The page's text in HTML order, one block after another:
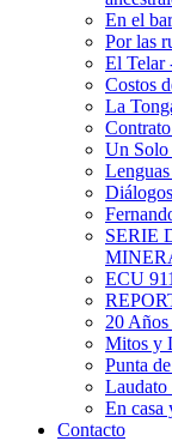
En el
Por las
El Telar
Costos
La
Un
SERIE
ECU 911
20
Mitos y
Punta
Laudato
En casa
Contacto